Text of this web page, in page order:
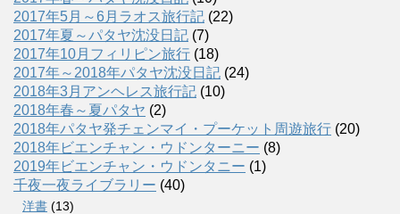
2017年5月～6月ラオス旅行記 (22)
2017年夏～パタヤ沈没日記 (7)
2017年10月フィリピン旅行 (18)
2017年～2018年パタヤ沈没日記 (24)
2018年3月アンヘレス旅行記 (10)
2018年春～夏パタヤ (2)
2018年パタヤ発チェンマイ・プーケット周遊旅行 (20)
2018年ビエンチャン・ウドンターニー (8)
2019年ビエンチャン・ウドンタニー (1)
千夜一夜ライブラリー (40)
洋書 (13)